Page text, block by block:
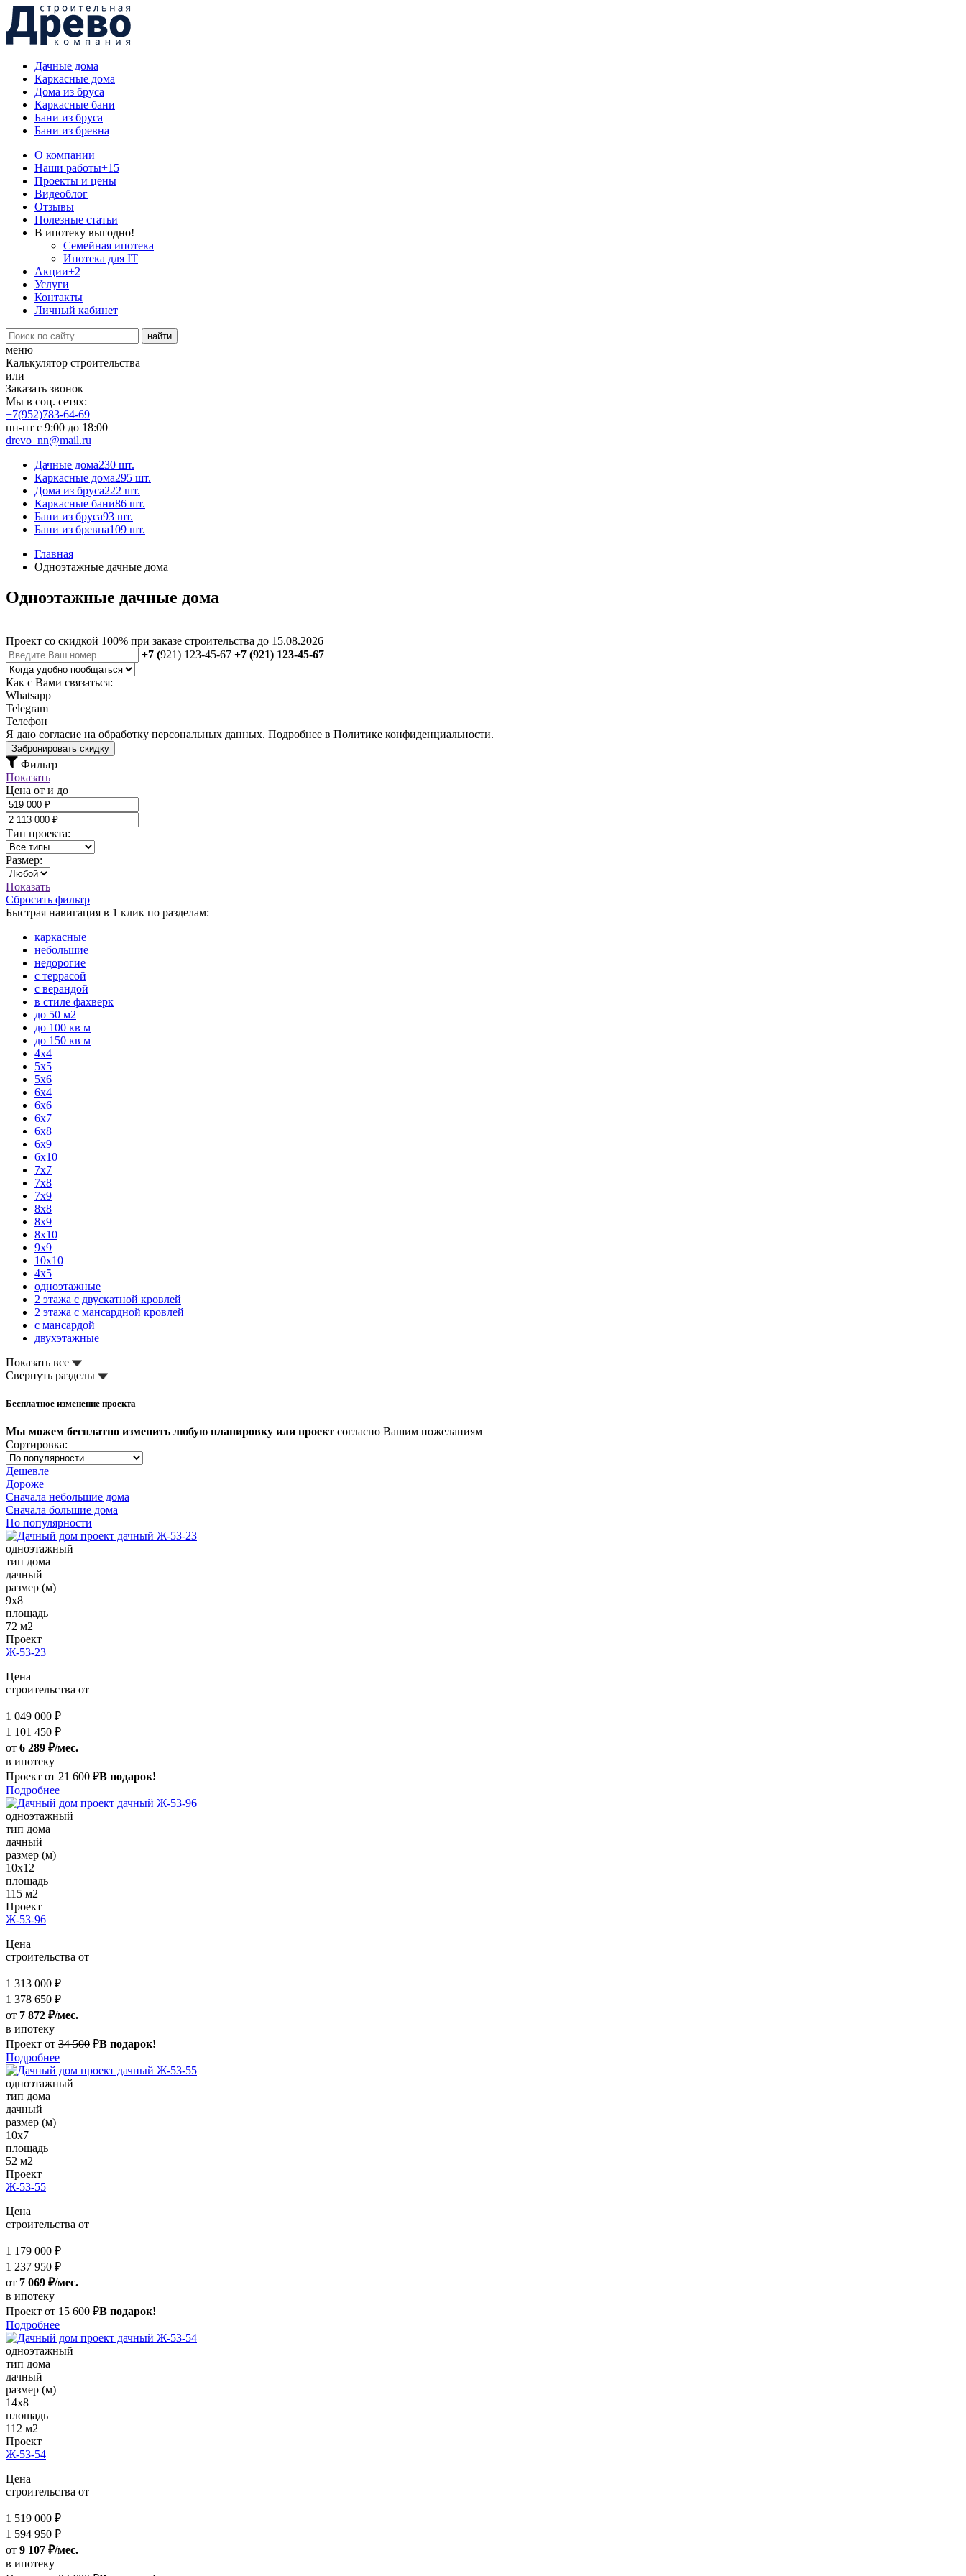
Дачные дома
Каркасные дома
Дома из бруса
Каркасные бани
Бани из бруса
Бани из бревна
О компании
Наши работы+15
Проекты и цены
Видеоблог
Отзывы
Полезные статьи
В ипотеку выгодно!
Семейная ипотека
Ипотека для IT
Акции+2
Услуги
Контакты
Личный кабинет
меню
Калькулятор строительства
или
Заказать звонок
Мы в соц. сетях:
+7(952)783-64-69
пн-пт с 9:00 до 18:00
drevo_nn@mail.ru
Дачные дома230 шт.
Каркасные дома295 шт.
Дома из бруса222 шт.
Каркасные бани86 шт.
Бани из бруса93 шт.
Бани из бревна109 шт.
Главная
Одноэтажные дачные дома
Одноэтажные дачные дома
Проект со скидкой 100% при заказе строительства до 15.08.2026
+7 (921) 123-45-67 +7 (921) 123-45-67
Как с Вами связаться:
Whatsapp
Telegram
Телефон
Я даю согласие на обработку персональных данных. Подробнее в Политике конфиденциальности.
Забронировать скидку
Фильтр
Показать
Цена от и до
Тип проекта:
Размер:
Показать
Сбросить фильтр
Быстрая навигация в 1 клик по разделам:
каркасные
небольшие
недорогие
с террасой
с верандой
в стиле фахверк
до 50 м2
до 100 кв м
до 150 кв м
4x4
5x5
5x6
6x4
6x6
6x7
6x8
6x9
6x10
7x7
7x8
7x9
8x8
8x9
8x10
9x9
10x10
4x5
одноэтажные
2 этажа с двускатной кровлей
2 этажа с мансардной кровлей
с мансардой
двухэтажные
Показать все
Свернуть разделы
Бесплатное изменение проекта
Мы можем бесплатно изменить любую планировку или проект согласно Вашим пожеланиям
Сортировка:
Дешевле
Дороже
Сначала небольшие дома
Сначала большие дома
По популярности
одноэтажный
тип дома
дачный
размер (м)
9x8
площадь
72 м2
Проект
Ж-53-23
Цена
строительства от
1 049 000 ₽
1 101 450 ₽
от 6 289 ₽/мес.
в ипотеку
Проект от 21 600 ₽В подарок!
Подробнее
одноэтажный
тип дома
дачный
размер (м)
10x12
площадь
115 м2
Проект
Ж-53-96
Цена
строительства от
1 313 000 ₽
1 378 650 ₽
от 7 872 ₽/мес.
в ипотеку
Проект от 34 500 ₽В подарок!
Подробнее
одноэтажный
тип дома
дачный
размер (м)
10x7
площадь
52 м2
Проект
Ж-53-55
Цена
строительства от
1 179 000 ₽
1 237 950 ₽
от 7 069 ₽/мес.
в ипотеку
Проект от 15 600 ₽В подарок!
Подробнее
одноэтажный
тип дома
дачный
размер (м)
14x8
площадь
112 м2
Проект
Ж-53-54
Цена
строительства от
1 519 000 ₽
1 594 950 ₽
от 9 107 ₽/мес.
в ипотеку